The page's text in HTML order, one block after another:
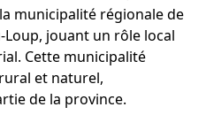
municipalité régionale de
Loup, jouant un rôle local
Cette municipalité
et naturel,
de la province.